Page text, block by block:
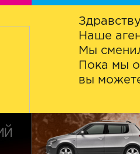
Наше
Мы
Пока мы
вы